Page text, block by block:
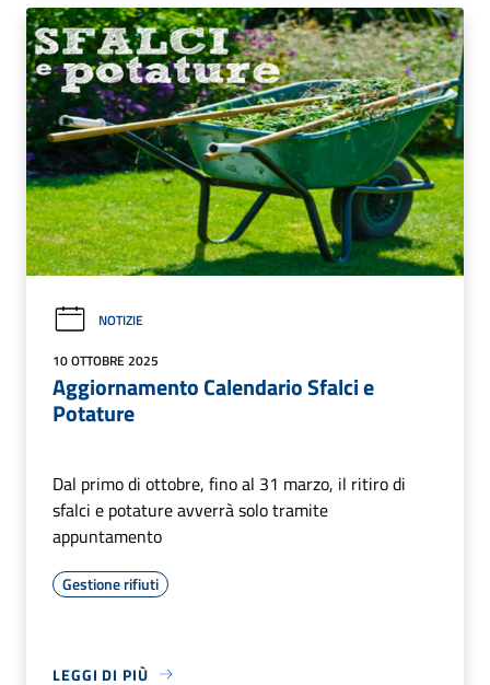
NOTIZIE
10 OTTOBRE 2025
Aggiornamento Calendario Sfalci e
Potature
Dal primo di ottobre, fino al 31 marzo, il ritiro di
sfalci e potature avverrà solo tramite
appuntamento
Gestione rifiuti
LEGGI DI PIÙ